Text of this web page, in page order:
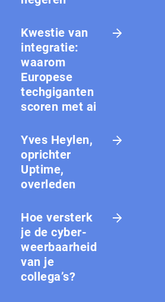
Kwestie van
integratie:
waarom
Europese
techgiganten
scoren met ai
Yves Heylen,
oprichter
Uptime,
overleden
Hoe versterk
je de cy­ber­
weer­baar­heid
van je
collega’s?